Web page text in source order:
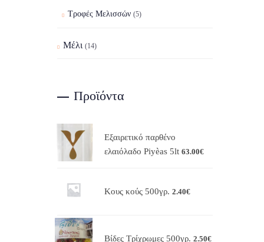
Τροφές Μελισσών (5)
Μέλι (14)
Προϊόντα
Εξαιρετικό παρθένο
ελαιόλαδο Piyèas 5lt 63.00€
Κους κούς 500γρ. 2.40€
Βίδες Τρίχρωμες 500γρ. 2.50€